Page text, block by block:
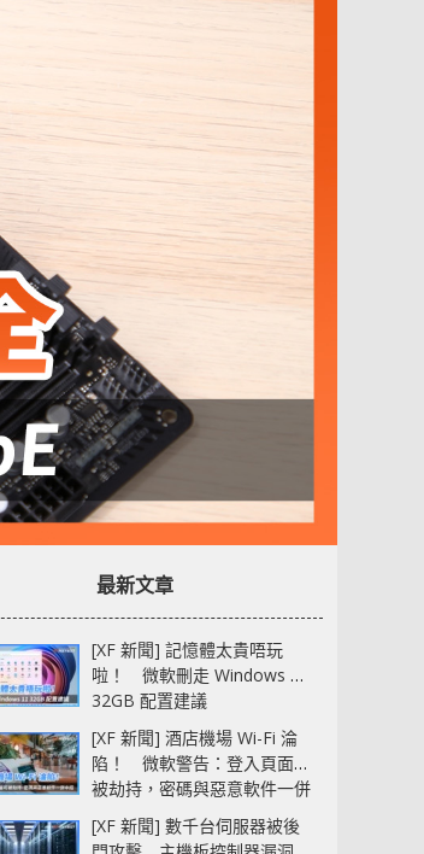
最新文章
[XF 新聞] 記憶體太貴唔玩
啦！ 微軟刪走 Windows 11
32GB 配置建議
[XF 新聞] 酒店機場 Wi-Fi 淪
陷！ 微軟警告：登入頁面可
被劫持，密碼與惡意軟件一併
中招
[XF 新聞] 數千台伺服器被後